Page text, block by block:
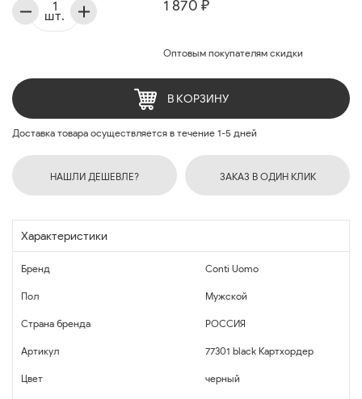
1 870 ₽
Оптовым покупателям скидки
шт.
В КОРЗИНУ
Доставка товара осуществляется в течение 1-5 дней
НАШЛИ ДЕШЕВЛЕ? ЗАКАЗ В ОДИН КЛИК
Характеристики
Бренд Conti Uomo
Пол Мужской
Страна бренда РОССИЯ
Артикул 77301 black Картхордер
Цвет черный